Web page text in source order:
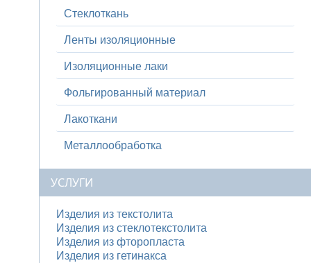
Стеклоткань
Ленты изоляционные
Изоляционные лаки
Фольгированный материал
Лакоткани
Металлообработка
УСЛУГИ
Изделия из текстолита
Изделия из стеклотекстолита
Изделия из фторопласта
Изделия из гетинакса